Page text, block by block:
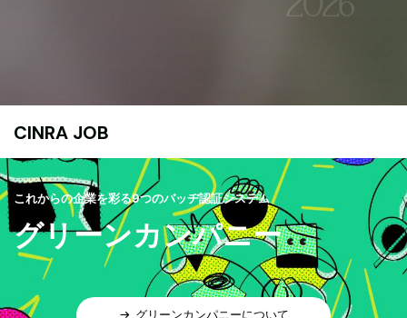
CINRA JOB
これからの企業を彩る9つのバッヂ認証システム
グリーンカンパニー
グリーンカンパニーについて